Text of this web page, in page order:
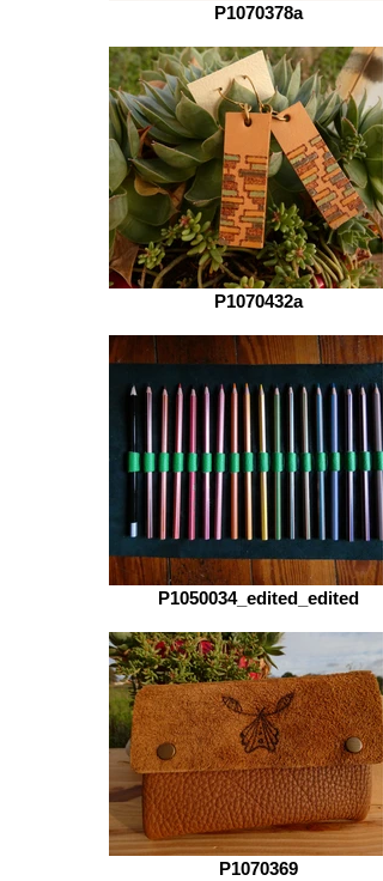
P1070378a
P1070432a
P1050034_edited_edited
P1070369